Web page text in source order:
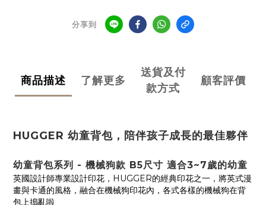
分享到
商品描述 了解更多
送貨及付
款方式
顧客評價
HUGGER 幼童背包，陪伴孩子成長的最佳夥伴
幼童背包系列 - 機械狗款 B5尺寸 適合3~7歲的幼童
英國設計師專業設計印花，HUGGER的經典印花之一，將英式漫
畫與卡通的風格，融合在機械狗印花內，各式各樣的機械狗在背
包上搗亂啦